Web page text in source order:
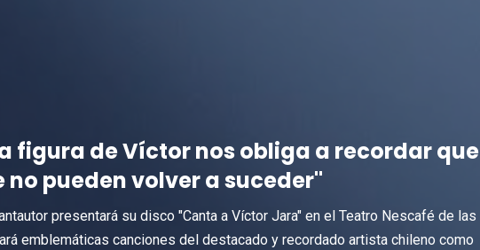
figura de Víctor nos obliga a recordar que
no pueden volver a suceder"
presentará su disco "Canta a Víctor Jara" en el Teatro Nescafé de las
emblemáticas canciones del destacado y recordado artista chileno como